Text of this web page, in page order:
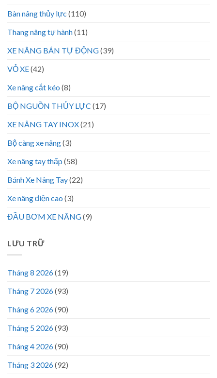
Bàn nâng thủy lực (110)
Thang nâng tự hành(11)
XE NÂNG BÁN TỰ ĐỘNG(39)
VỎ XE(42)
Xe nâng cắt kéo (8)
BỘ NGUỒN THỦY LỰC (17)
XE NÂNG TAY INOX(21)
Bộ càng xe nâng(3)
Xe nâng tay thấp (58)
Bánh Xe Nâng Tay(22)
Xe nâng điện cao (3)
ĐẦU BƠM XE NÂNG(9)
LƯU TRỮ
Tháng 8 2026(19)
Tháng 7 2026(93)
Tháng 6 2026(90)
Tháng 5 2026(93)
Tháng 4 2026(90)
Tháng 3 2026(92)